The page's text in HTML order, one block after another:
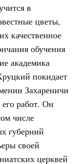
в
цветы,
качественное
обучения
академика
покидает
Захареничи
работ. Он
числе
губерний
своей
церквей